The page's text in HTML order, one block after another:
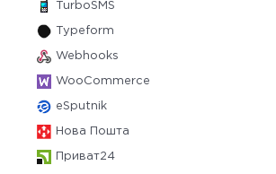
TurboSMS
Typeform
Webhooks
WooCommerce
eSputnik
Нова Пошта
Приват24